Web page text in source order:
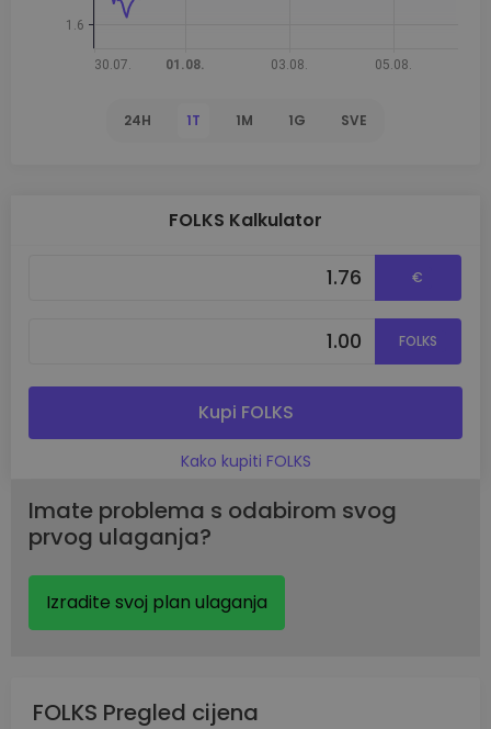
24H 1T 1M 1G SVE
FOLKS Kalkulator
€
FOLKS
Kupi FOLKS
Kako kupiti FOLKS
Imate problema s odabirom svog
prvog ulaganja?
Izradite svoj plan ulaganja
FOLKS Pregled cijena